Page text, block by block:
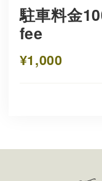
駐車料金
fee
¥1,000